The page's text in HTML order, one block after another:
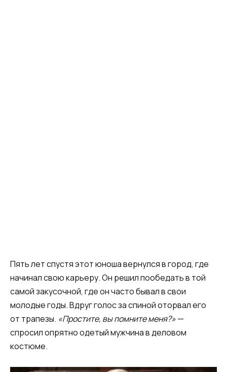
Пять лет спустя этот юноша вернулся в город, где
начинал свою карьеру. Он решил пообедать в той
самой закусочной, где он часто бывал в свои
молодые годы. Вдруг голос за спиной оторвал его
от трапезы. «Простите, вы помните меня?»—
спросил опрятно одетый мужчина в деловом
костюме.